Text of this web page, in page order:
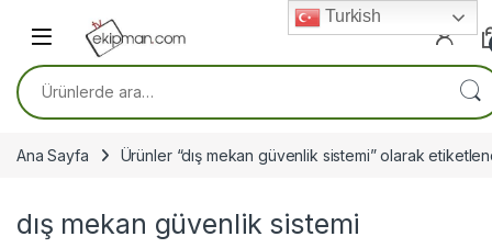
Ara:
Ana Sayfa Ürünler “dış mekan güvenlik sistemi” olarak
dış mekan güvenlik sistemi
Turkish